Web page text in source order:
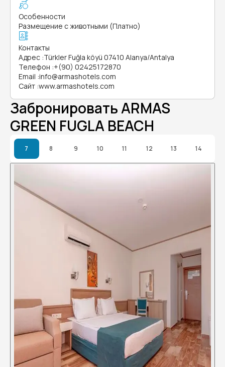
Особенности
Размещение с животными (Платно)
Контакты
Адрес :Türkler Fuğla köyü 07410 Alanya/Antalya
Телефон :+(90) 02425172870
Email :info@armashotels.com
Сайт :www.armashotels.com
Забронировать ARMAS
GREEN FUGLA BEACH
7 8 9 10 11 12 13 14